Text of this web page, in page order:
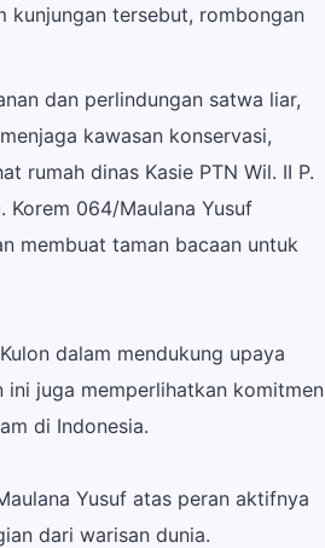
kunjungan tersebut, rombongan
dan perlindungan satwa liar,
kawasan konservasi,
rumah dinas Kasie PTN Wil. II P.
064/Maulana Yusuf
membuat taman bacaan untuk
dalam mendukung upaya
ini juga memperlihatkan komitmen
di Indonesia.
Yusuf atas peran aktifnya
dari warisan dunia.